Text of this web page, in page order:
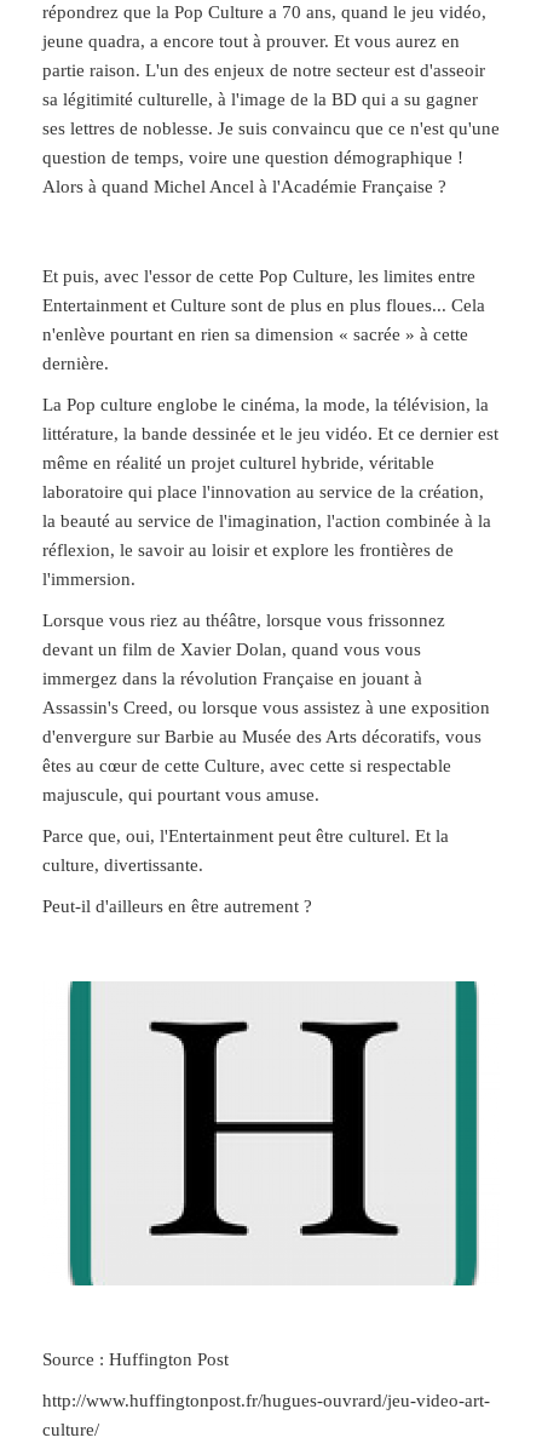
répondrez que la Pop Culture a 70 ans, quand le jeu vidéo,
jeune quadra, a encore tout à prouver. Et vous aurez en
partie raison. L'un des enjeux de notre secteur est d'asseoir
sa légitimité culturelle, à l'image de la BD qui a su gagner
ses lettres de noblesse. Je suis convaincu que ce n'est qu'une
question de temps, voire une question démographique !
Alors à quand Michel Ancel à l'Académie Française ?
Et puis, avec l'essor de cette Pop Culture, les limites entre
Entertainment et Culture sont de plus en plus floues... Cela
n'enlève pourtant en rien sa dimension « sacrée » à cette
dernière.
La Pop culture englobe le cinéma, la mode, la télévision, la
littérature, la bande dessinée et le jeu vidéo. Et ce dernier est
même en réalité un projet culturel hybride, véritable
laboratoire qui place l'innovation au service de la création,
la beauté au service de l'imagination, l'action combinée à la
réflexion, le savoir au loisir et explore les frontières de
l'immersion.
Lorsque vous riez au théâtre, lorsque vous frissonnez
devant un film de Xavier Dolan, quand vous vous
immergez dans la révolution Française en jouant à
Assassin's Creed, ou lorsque vous assistez à une exposition
d'envergure sur Barbie au Musée des Arts décoratifs, vous
êtes au cœur de cette Culture, avec cette si respectable
majuscule, qui pourtant vous amuse.
Parce que, oui, l'Entertainment peut être culturel. Et la
culture, divertissante.
Peut-il d'ailleurs en être autrement ?
Source : Huffington Post
http://www.huffingtonpost.fr/hugues-ouvrard/jeu-video-art-
culture/